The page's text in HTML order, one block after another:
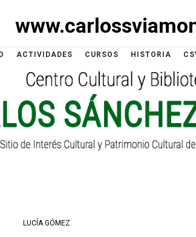
ACTIVIDADES CURSOS HISTORIA
LUCÍA GÓMEZ